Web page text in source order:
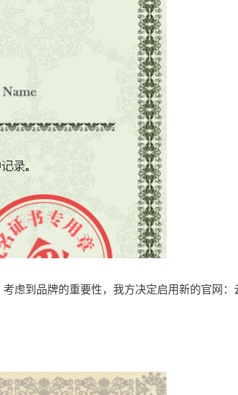
虑到品牌的重要性，我方决定启用新的官网：